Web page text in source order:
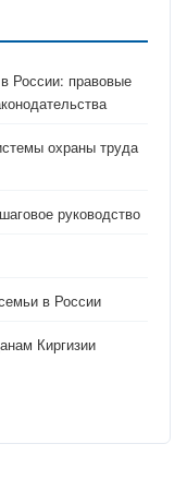
России: правовые
охраны труда
руководство
в России
Киргизии